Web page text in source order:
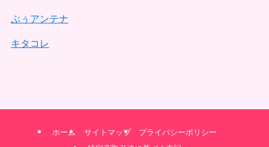
ぷぅアンテナ
キタコレ
ホーム サイトマップ
プライバシーポリシー